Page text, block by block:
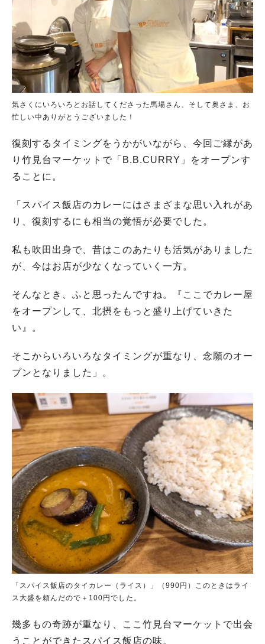
気さくにいろいろとお話してくださった馬場さん、そして奥さま、お
忙しい中ありがとうございました！
復刻するタイミングをうかがいながら、今回ご縁があ
り竹見台マーケットで「B.B.CURRY」をオープンす
ることに。
「スパイス飯店のカレーにはさまざまな思い入れがあ
り、復刻するにも相当の覚悟が必要でした。
私も吹田出身で、昔はこのあたりも活気がありました
が、今はお店が少なくなっていく一方。
そんなとき、ふと思ったんですね。『ここでカレー屋
をオープンして、北摂をもっと盛り上げていきた
い』。
そこからいろいろなタイミングが重なり、念願のオー
プンとなりました」。
「スパイス飯店のタイカレー（ライス）」（990円）このときはライ
ス大盛を頼んだので＋100円でした。
幾多もの奇跡が重なり、ここ竹見台マーケットで出会
うことができたスパイス飯店の味。